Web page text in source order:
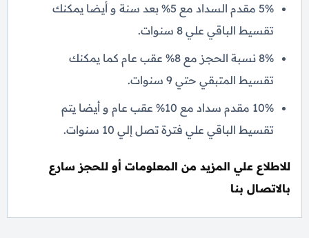
5% مقدم السداد مع 5% بعد سنة و أيضا يمكنك
تقسيط الباقي علي 8 سنوات.
8% نسبة الحجز مع 8% عقب عام كما يمكنك
تقسيط المتبقي حتي 9 سنوات.
10% مقدم سداد مع 10% عقب عام و أيضا يتم
تقسيط الباقي علي فترة تصل إلي 10 سنوات.
للاطلاع علي المزيد من المعلومات أو للحجز سارع
بالاتصال بنا